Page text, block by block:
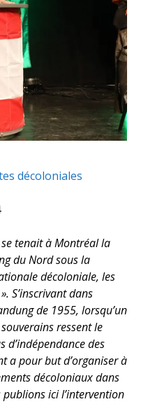
décoloniales
tenait à Montréal la
du Nord sous la
décoloniale, les
S’inscrivant dans
de 1955, lorsqu’un
ressent le
d’indépendance des
a pour but d’organiser à
décoloniaux dans
ici l’intervention